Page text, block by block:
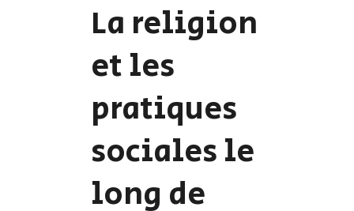
La religion
et les
pratiques
sociales le
long de